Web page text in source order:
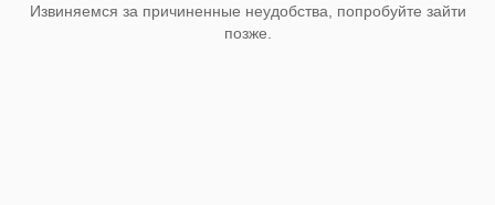
Извиняемся за причиненные неудобства, попробуйте зайти
позже.